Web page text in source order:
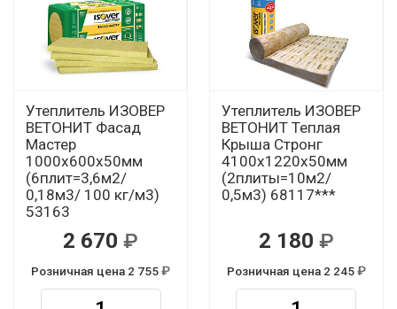
Утеплитель ИЗОВЕР
ВЕТОНИТ Фасад
Мастер
1000х600х50мм
(6плит=3,6м2/
0,18м3/ 100 кг/м3)
53163
2 670
Розничная цена 2 755
Утеплитель ИЗОВЕР
ВЕТОНИТ Теплая
Крыша Стронг
4100х1220х50мм
(2плиты=10м2/
0,5м3) 68117***
2 180
Розничная цена 2 245